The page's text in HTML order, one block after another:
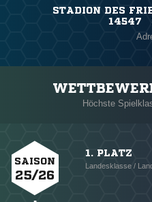
STADION DES
14547
Höchste
SAISON
25/26
1. PLATZ
Landesklasse /